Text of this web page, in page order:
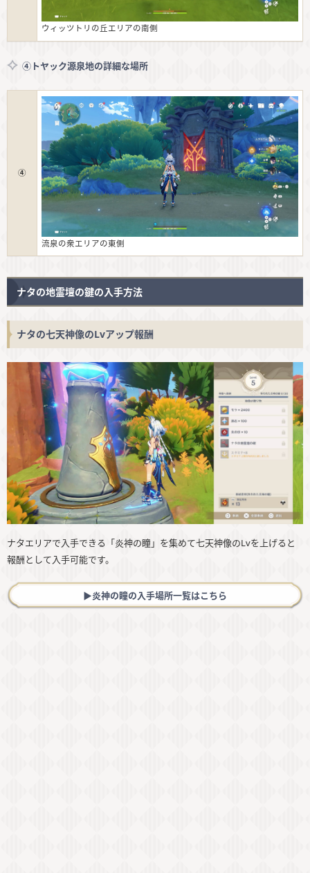
ウィッツトリの丘エリアの南側
④トヤック源泉地の詳細な場所
④
流泉の衆エリアの東側
ナタの地霊壇の鍵の入手方法
ナタの七天神像のLvアップ報酬
ナタエリアで入手できる「炎神の瞳」を集めて七天神像のLvを上げると
報酬として入手可能です。
▶︎炎神の瞳の入手場所一覧はこちら